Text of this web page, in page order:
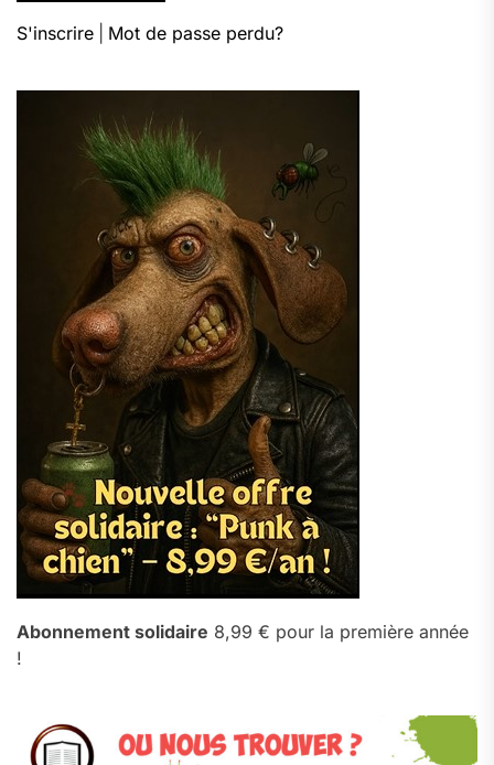
S'inscrire Mot de passe perdu?
Abonnement solidaire 8,99 € pour la première année
!